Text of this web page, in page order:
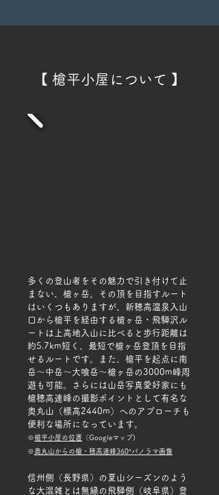
【 槍平小屋について 】
​多くの登山者をその魅力で引き付けて止
まない、槍ヶ岳。その頂を目指すルート
はいくつもありますが、新穂高温泉入山
口から槍平を経由する槍ヶ岳・飛騨沢ル
ートは上高地入山に比べると歩行距離は
約5.7km短く、最短で槍ヶ岳登頂を目指
せるルート です。また、槍平を起点に南
岳～中岳～大喰岳～槍ヶ岳の3000m峰周
遊も可能。さらには山岳写真愛好家にも
槍穂高連峰の撮影ポイントとして有名な
奥丸山（標高2440m）へのアプローチも
便利な場所になっています。
※槍平小屋の位置 （Googleマップ)
​※ 奥丸山からの槍・穂高連峰360°パノラマ画像
信州側（長野県）の夏山シーズンのよう
な大混雑とは無縁の飛騨側（岐阜県）登